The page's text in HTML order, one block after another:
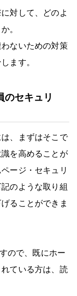
対して、どのよ
。
ないための対策
ます。
のセキュリ
、まずはそこで
を高めることが
ージ・セキュリ
のような取り組
ることができま
ので、既にホー
ている方は、読